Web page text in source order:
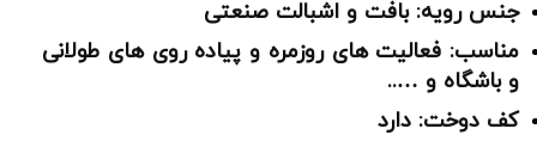
جنس رویه: بافت و اشبالت صنعتی
مناسب: فعالیت های روزمره و پیاده روی های طولانی
و باشگاه و …..
کف دوخت: دارد